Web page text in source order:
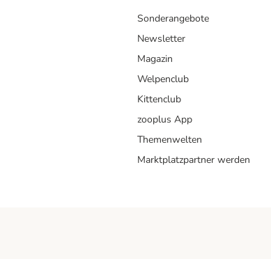
Sonderangebote
Newsletter
Magazin
Welpenclub
Kittenclub
zooplus App
Themenwelten
Marktplatzpartner werden